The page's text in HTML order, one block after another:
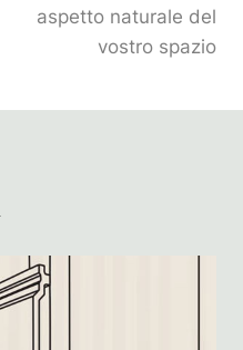
aspetto naturale del
vostro spazio